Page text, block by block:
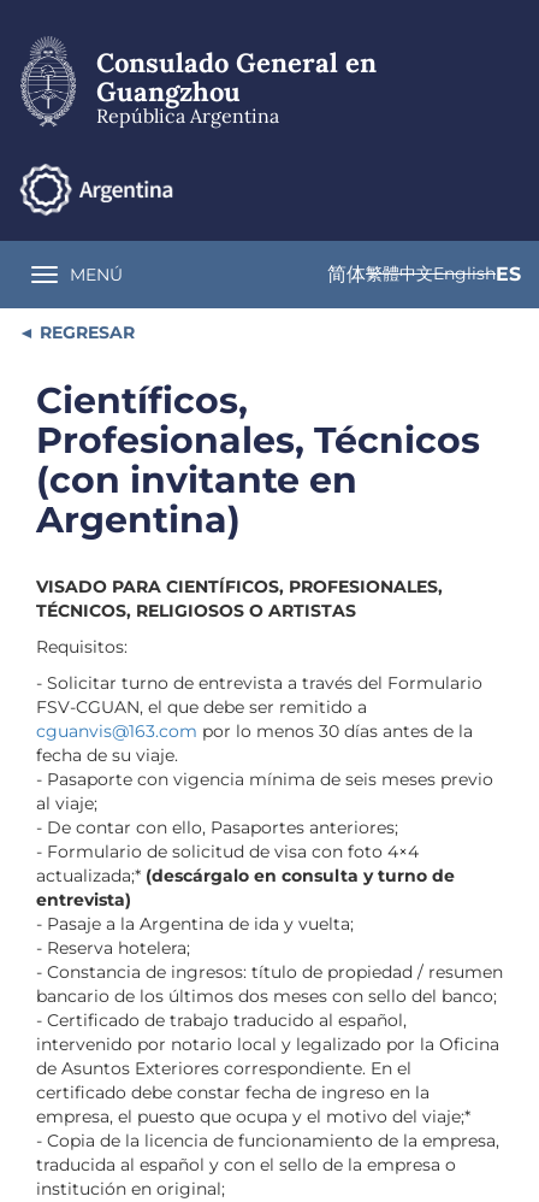
contenido
principal
Consulado General en
Guangzhou
República Argentina
Toggle navigation
MENÚ 简体繁體中文EnglishES
REGRESAR
Científicos,
Profesionales, Técnicos
(con invitante en
Argentina)
VISADO PARA CIENTÍFICOS, PROFESIONALES,
TÉCNICOS, RELIGIOSOS O ARTISTAS
Requisitos:
- Solicitar turno de entrevista a través del Formulario
FSV-CGUAN, el que debe ser remitido a
cguanvis@163.com por lo menos 30 días antes de la
fecha de su viaje.
- Pasaporte con vigencia mínima de seis meses previo
al viaje;
- De contar con ello, Pasaportes anteriores;
- Formulario de solicitud de visa con foto 4×4
actualizada;* (descárgalo en consulta y turno de
entrevista)
- Pasaje a la Argentina de ida y vuelta;
- Reserva hotelera;
- Constancia de ingresos: título de propiedad / resumen
bancario de los últimos dos meses con sello del banco;
- Certificado de trabajo traducido al español,
intervenido por notario local y legalizado por la Oficina
de Asuntos Exteriores correspondiente. En el
certificado debe constar fecha de ingreso en la
empresa, el puesto que ocupa y el motivo del viaje;*
- Copia de la licencia de funcionamiento de la empresa,
traducida al español y con el sello de la empresa o
institución en original;